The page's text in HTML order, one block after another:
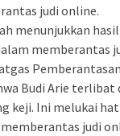
judi online.
menunjukkan
memberantas
Budi Arie
keji. Ini melukai
judi